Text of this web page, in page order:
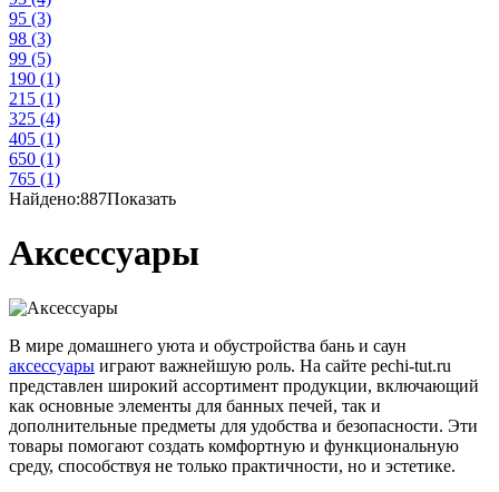
95 (3)
98 (3)
99 (5)
190 (1)
215 (1)
325 (4)
405 (1)
650 (1)
765 (1)
Найдено:887Показать
Аксессуары
В мире домашнего уюта и обустройства бань и саун
аксессуары играют важнейшую роль. На сайте pechi-tut.ru
представлен широкий ассортимент продукции, включающий
как основные элементы для банных печей, так и
дополнительные предметы для удобства и безопасности. Эти
товары помогают создать комфортную и функциональную
среду, способствуя не только практичности, но и эстетике.